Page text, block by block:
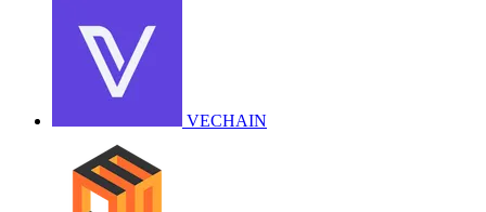
VECHAIN